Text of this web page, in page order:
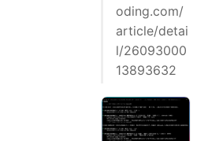
oding.com/
article/detai
l/26093000
13893632